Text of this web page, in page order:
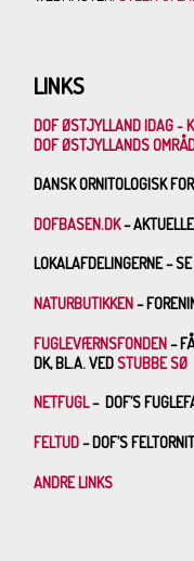
LINKS
DOF ØSTJYLLAND IDAG -
DOF ØSTJYLLANDS
DANSK ORNITOLOGISK
DOFBASEN.DK–
LOKALAFDELINGERNE –
NATURBUTIKKEN–
FUGLEVÆRNSFONDEN–
DK, BL.A. VEDSTUBBE SØ
NETFUGL– DOF’S
FELTUD– DOF’S
ANDRE LINKS